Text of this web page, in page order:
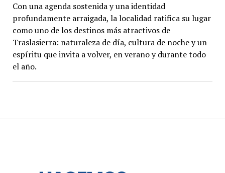
Con una agenda sostenida y una identidad
profundamente arraigada, la localidad ratifica su lugar
como uno de los destinos más atractivos de
Traslasierra: naturaleza de día, cultura de noche y un
espíritu que invita a volver, en verano y durante todo
el año.